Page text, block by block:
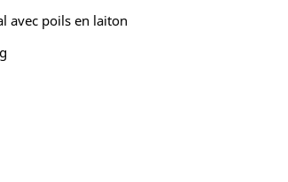
avec poils en laiton